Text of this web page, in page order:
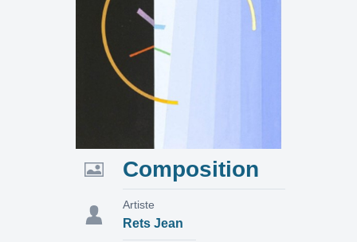
Composition
Rets Jean
Artiste